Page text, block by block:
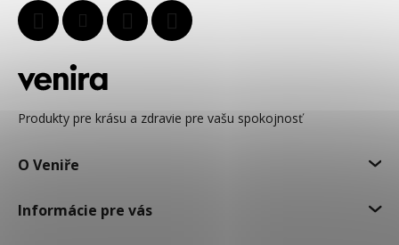
Produkty pre krásu a zdravie pre vašu spokojnosť
O Veniře
Informácie pre vás